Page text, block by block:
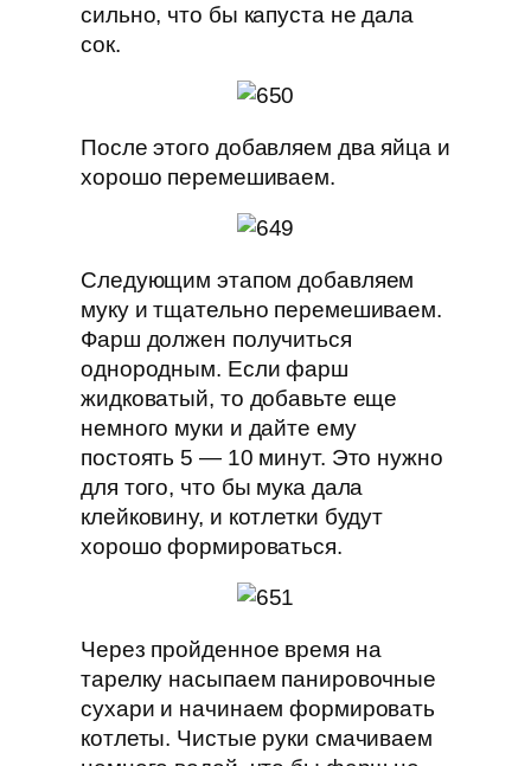
сильно, что бы капуста не дала
сок.
После этого добавляем два яйца и
хорошо перемешиваем.
Следующим этапом добавляем
муку и тщательно перемешиваем.
Фарш должен получиться
однородным. Если фарш
жидковатый, то добавьте еще
немного муки и дайте ему
постоять 5 — 10 минут. Это нужно
для того, что бы мука дала
клейковину, и котлетки будут
хорошо формироваться.
Через пройденное время на
тарелку насыпаем панировочные
сухари и начинаем формировать
котлеты. Чистые руки смачиваем